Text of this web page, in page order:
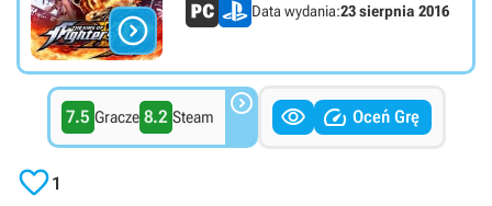
 Data wydania:23 sierpnia 2016
7.5 Gracze 8.2 Steam    Oceń Grę
1